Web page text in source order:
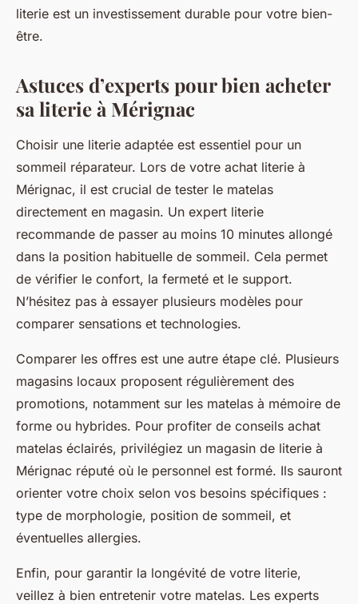
literie est un investissement durable pour votre bien-
être.
Astuces d’experts pour bien acheter
sa literie à Mérignac
Choisir une literie adaptée est essentiel pour un
sommeil réparateur. Lors de votre achat literie à
Mérignac, il est crucial de tester le matelas
directement en magasin. Un expert literie
recommande de passer au moins 10 minutes allongé
dans la position habituelle de sommeil. Cela permet
de vérifier le confort, la fermeté et le support.
N’hésitez pas à essayer plusieurs modèles pour
comparer sensations et technologies.
Comparer les offres est une autre étape clé. Plusieurs
magasins locaux proposent régulièrement des
promotions, notamment sur les matelas à mémoire de
forme ou hybrides. Pour profiter de conseils achat
matelas éclairés, privilégiez un magasin de literie à
Mérignac réputé où le personnel est formé. Ils sauront
orienter votre choix selon vos besoins spécifiques :
type de morphologie, position de sommeil, et
éventuelles allergies.
Enfin, pour garantir la longévité de votre literie,
veillez à bien entretenir votre matelas. Les experts